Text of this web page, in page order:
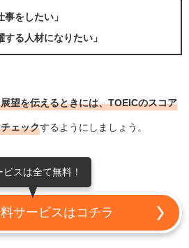
事をしたい」
する人材になりたい」
望を伝えるときには、TOEICのスコア
ェックするようにしましょう。
ビスは全て無料！
サービスはコチラ